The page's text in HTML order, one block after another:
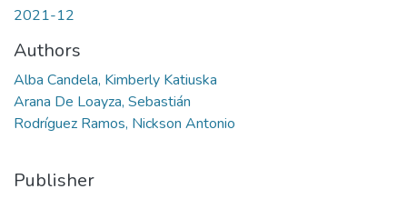
2021-12
Authors
Alba Candela, Kimberly Katiuska
Arana De Loayza, Sebastián
Rodríguez Ramos, Nickson Antonio
Publisher